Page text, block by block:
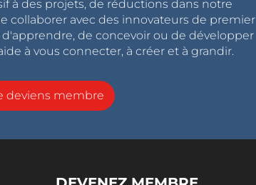
à des projets, de réductions dans notre
collaborer avec des innovateurs de premier
d'apprendre, de concevoir ou de développer
à vous connecter, à créer et à grandir.
deviens membre